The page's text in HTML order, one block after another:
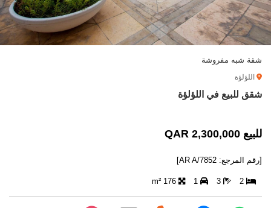
شقة شبه مفروشة
اللؤلؤة
شقق للبيع في اللؤلؤة
للبيع 2,300,000 QAR
[رقم المرجع: AR A/7852]
2
3
1
176 m²